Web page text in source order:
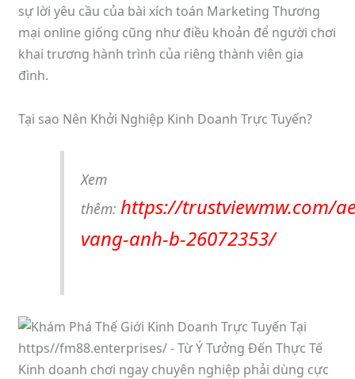
sự lời yêu cầu của bài xích toán Marketing Thương
mại online giống cũng như điều khoản để người chơi
khai trương hành trình của riêng thành viên gia
đình.
Tại sao Nên Khởi Nghiệp Kinh Doanh Trực Tuyến?
Xem
thêm: https://trustviewmw.com/
vang-anh-b-26072353/
Kinh doanh chơi ngay chuyên nghiệp phải dùng cực